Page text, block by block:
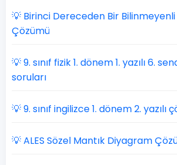
💡 Birinci Dereceden Bir
Çözümü
💡 9. sınıf fizik 1. dönem 1. yazılı 6.
soruları
💡 9. sınıf ingilizce 1. dönem 2.
💡 ALES Sözel Mantık Diyagram